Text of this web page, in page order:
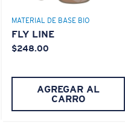
MATERIAL DE BASE BIO
FLY LINE
$248.00
AGREGAR AL
CARRO